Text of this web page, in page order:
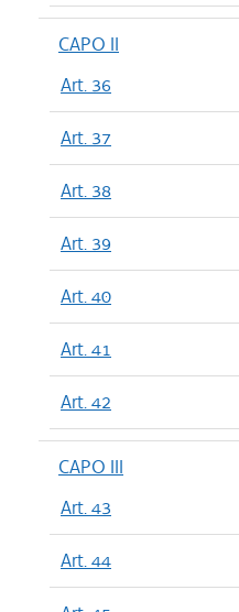
CAPO II
Art. 36
Art. 37
Art. 38
Art. 39
Art. 40
Art. 41
Art. 42
CAPO III
Art. 43
Art. 44